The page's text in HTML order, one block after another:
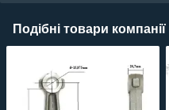
Подібні товари компанії